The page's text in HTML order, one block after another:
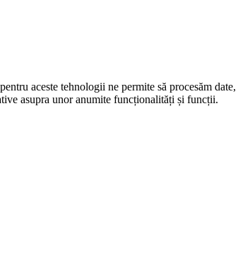
aceste tehnologii ne permite să procesăm date,
asupra unor anumite funcționalități și funcții.